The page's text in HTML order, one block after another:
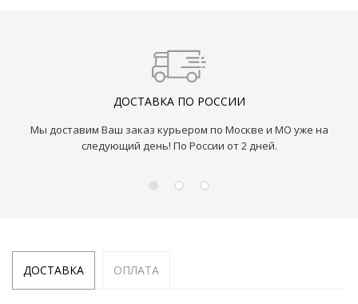
ДОСТАВКА ПО РОССИИ
Мы доставим Ваш заказ курьером по Москве и МО уже на
следующий день! По России от 2 дней.
ДОСТАВКА ОПЛАТА